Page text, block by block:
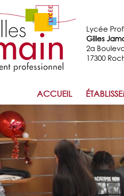
Lycée
Gilles
2a
17300
ACCUEIL